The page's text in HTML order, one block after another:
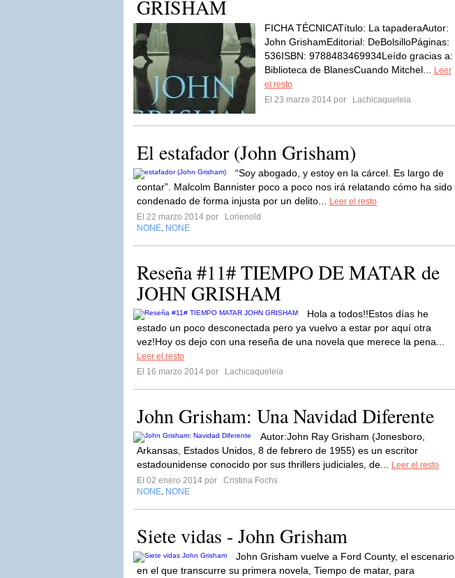
GRISHAM
FICHA TÉCNICATítulo: La tapaderaAutor:
John GrishamEditorial: DeBolsilloPáginas:
536ISBN: 9788483469934Leído gracias a:
Biblioteca de BlanesCuando Mitchel...
Leer
el resto
El 23 marzo 2014 por
Lachicaqueleia
El estafador (John Grisham)
“Soy abogado, y estoy en la cárcel. Es largo de
contar”. Malcolm Bannister poco a poco nos irá relatando cómo ha sido
condenado de forma injusta por un delito...
Leer el resto
El 22 marzo 2014 por
Lorienold
NONE NONE
Reseña #11# TIEMPO DE MATAR de
JOHN GRISHAM
Hola a todos!!Estos días he
estado un poco desconectada pero ya vuelvo a estar por aquí otra
vez!Hoy os dejo con una reseña de una novela que merece la pena...
Leer el resto
El 16 marzo 2014 por
Lachicaqueleia
John Grisham: Una Navidad Diferente
Autor:John Ray Grisham (Jonesboro,
Arkansas, Estados Unidos, 8 de febrero de 1955) es un escritor
estadounidense conocido por sus thrillers judiciales, de...
Leer el resto
El 02 enero 2014 por
Cristina Fochs
NONE NONE
Siete vidas - John Grisham
John Grisham vuelve a Ford County, el escenario
en el que transcurre su primera novela, Tiempo de matar, para